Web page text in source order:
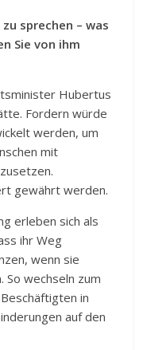
sprechen – was
Sie von ihm
Hubertus
Fordern würde
werden, um
mit
gewährt werden.
erleben sich als
ihr Weg
wenn sie
So wechseln zum
in
auf den